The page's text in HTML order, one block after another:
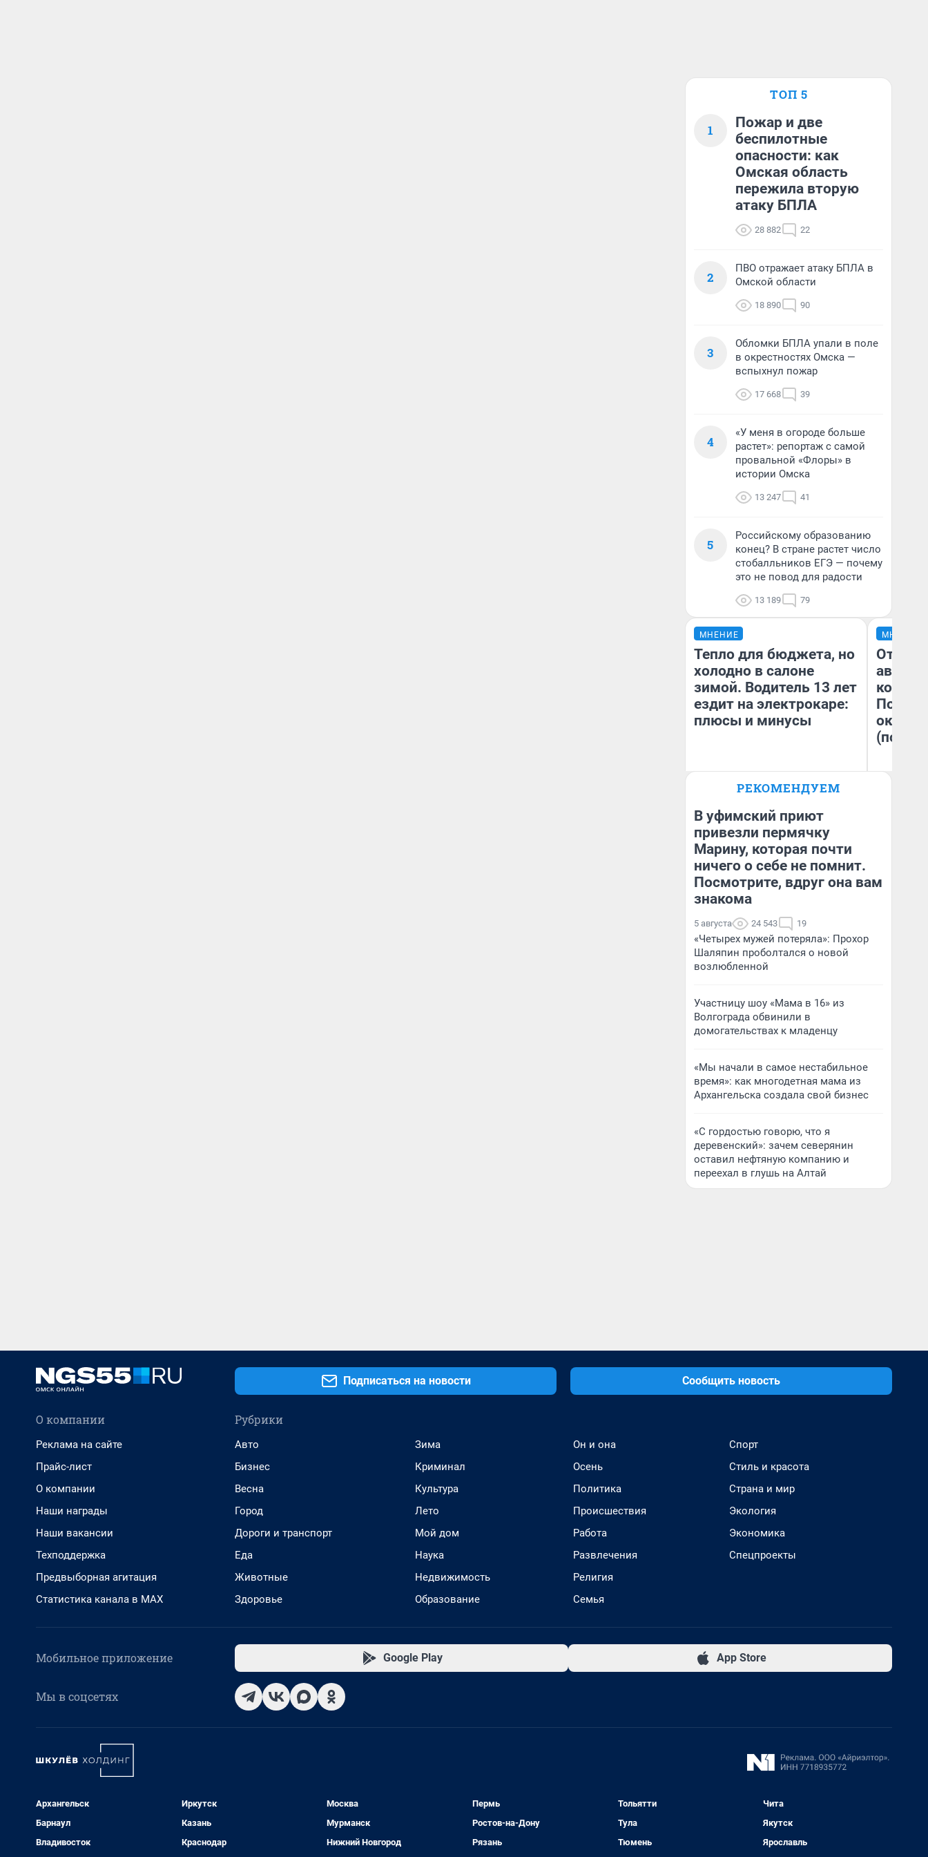
ТОП 5
1
Пожар и две
беспилотные
опасности: как
Омская область
пережила вторую
атаку БПЛА
28 882 22
2
ПВО отражает атаку БПЛА в
Омской области
18 890 90
3
Обломки БПЛА упали в поле
в окрестностях Омска —
вспыхнул пожар
17 668 39
4
«У меня в огороде больше
растет»: репортаж с самой
провальной «Флоры» в
истории Омска
13 247 41
5
Российскому образованию
конец? В стране растет число
стобалльников ЕГЭ — почему
это не повод для радости
13 189 79
МНЕНИЕ
Тепло для бюджета, но
холодно в салоне
зимой. Водитель 13 лет
ездит на электрокаре:
плюсы и минусы
Денис Дедюхин
МНЕНИЕ
От
(почти
РЕКОМЕНДУЕМ
В уфимский приют
привезли пермячку
Марину, которая почти
ничего о себе не помнит.
Посмотрите, вдруг она вам
знакома
5 августа 24 543 19
«Четырех мужей потеряла»: Прохор
Шаляпин проболтался о новой
возлюбленной
Участницу шоу «Мама в 16» из
Волгограда обвинили в
домогательствах к младенцу
«Мы начали в самое нестабильное
время»: как многодетная мама из
Архангельска создала свой бизнес
«С гордостью говорю, что я
деревенский»: зачем северянин
оставил нефтяную компанию и
переехал в глушь на Алтай
Подписаться на новости Сообщить новость
О компании
Реклама на сайте
Прайс-лист
О компании
Наши награды
Наши вакансии
Техподдержка
Предвыборная агитация
Статистика канала в MAX
Рубрики
Авто
Бизнес
Весна
Город
Дороги и транспорт
Еда
Животные
Здоровье
Зима
Криминал
Культура
Лето
Мой дом
Наука
Недвижимость
Образование
Он и она
Осень
Политика
Происшествия
Работа
Развлечения
Религия
Семья
Спорт
Стиль и красота
Страна и мир
Экология
Экономика
Спецпроекты
Мобильное приложение Google Play App Store
Мы в соцсетях
Архангельск
Барнаул
Владивосток
Иркутск
Казань
Краснодар
Москва
Мурманск
Нижний Новгород
Пермь
Ростов-на-Дону
Рязань
Тольятти
Тула
Тюмень
Чита
Якутск
Ярославль